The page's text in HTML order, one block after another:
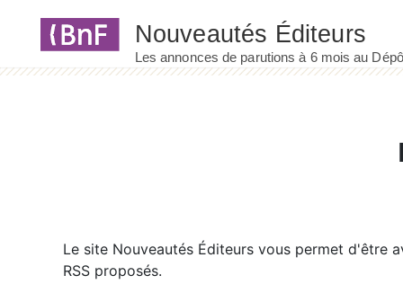
Le site Nouveautés Éditeurs vous permet d'être
RSS proposés.